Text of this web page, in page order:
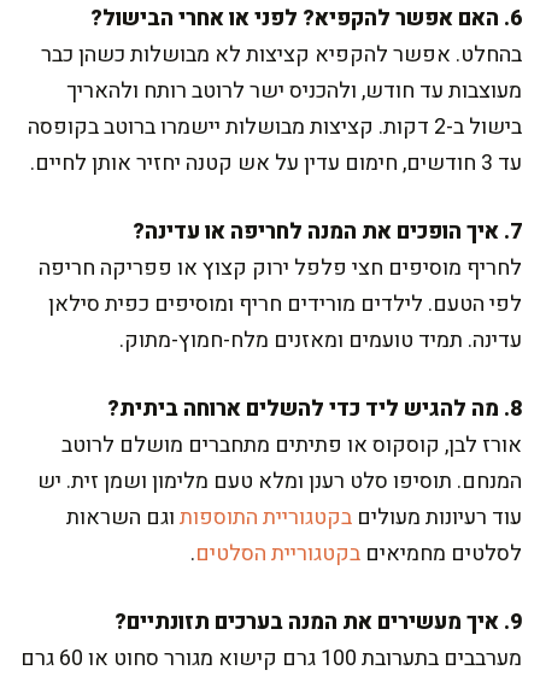
6. האם אפשר להקפיא? לפני או אחרי הבישול?
בהחלט. אפשר להקפיא קציצות לא מבושלות כשהן כבר
מעוצבות עד חודש, ולהכניס ישר לרוטב רותח ולהאריך
בישול ב-2 דקות. קציצות מבושלות יישמרו ברוטב בקופסה
עד 3 חודשים, חימום עדין על אש קטנה יחזיר אותן לחיים.
7. איך הופכים את המנה לחריפה או עדינה?
לחריף מוסיפים חצי פלפל ירוק קצוץ או פפריקה חריפה
לפי הטעם. לילדים מורידים חריף ומוסיפים כפית סילאן
עדינה. תמיד טועמים ומאזנים מלח-חמוץ-מתוק.
8. מה להגיש ליד כדי להשלים ארוחה ביתית?
אורז לבן, קוסקוס או פתיתים מתחברים מושלם לרוטב
המנחם. תוסיפו סלט רענן ומלא טעם מלימון ושמן זית. יש
עוד רעיונות מעולים בקטגוריית התוספותוגם השראות
לסלטים מחמיאים בקטגוריית הסלטים.
9. איך מעשירים את המנה בערכים תזונתיים?
מערבבים בתערובת 100 גרם קישוא מגורר סחוט או 60 גרם